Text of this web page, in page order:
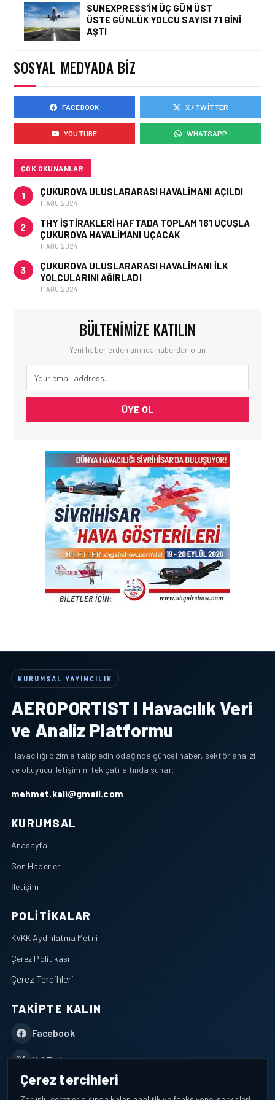
HAVAYOLU • 05 AĞU 2026
İŞ BIRLIĞI!
HAVAYOLU • 05 AĞU 2026
AIR ASTANA’DAN 2026
YILI İLK YARI FINANSAL
VE OPERASYONEL
SUNEXPRESS’IN ÜÇ GÜN ÜST
ÜSTE GÜNLÜK YOLCU SAYISI 71 BINI
AŞTI
SOSYAL MEDYADA BIZ
FACEBOOK X / TWITTER
YOUTUBE WHATSAPP
ÇOK OKUNANLAR
1 ÇUKUROVA ULUSLARARASI HAVALIMANI AÇILDI
11 AĞU 2024
2
THY IŞTIRAKLERI HAFTADA TOPLAM 161 UÇUŞLA
ÇUKUROVA HAVALIMANI UÇACAK
11 AĞU 2024
3
ÇUKUROVA ULUSLARARASI HAVALIMANI İLK
YOLCULARINI AĞIRLADI
11 AĞU 2024
BÜLTENIMIZE KATILIN
Yeni haberlerden anında haberdar olun
ÜYE OL
KURUMSAL YAYINCILIK
AEROPORTIST I Havacılık Veri
ve Analiz Platformu
Havacılığı bizimle takip edin odağında güncel haber, sektör analizi
ve okuyucu iletişimini tek çatı altında sunar.
mehmet.kali@gmail.com
KURUMSAL
Anasayfa
Son Haberler
İletişim
POLITIKALAR
KVKK Aydınlatma Metni
Çerez Politikası
Çerez Tercihleri
TAKIPTE KALIN
Facebook
X / Twitter
YouTube
Çerez tercihleri